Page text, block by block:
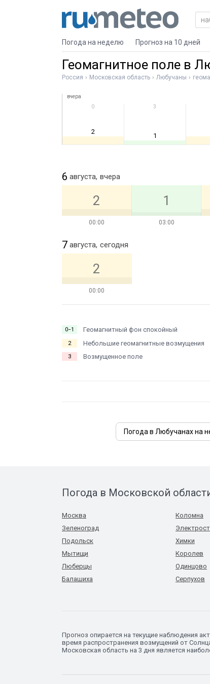
Погода на неделю Прогноз на 10 дней
Геомагнитное поле в
Россия Московская область Любучаны
вчера
0
2
3
1
6 августа, вчера
00:00
2
03:00
1
7 августа, сегодня
00:00
2
0−1 Геомагнитный фон спокойный
2 Небольшие геомагнитные возмущения
3 Возмущенное поле
Погода в Любучанах на
Погода в Московской
Москва
Зеленоград
Подольск
Мытищи
Люберцы
Балашиха
Коломна
Химки
Королев
Одинцово
Серпухов
Прогноз опирается на текущие наблюдения
время распространения возмущений от
Московская область на 3 дня является